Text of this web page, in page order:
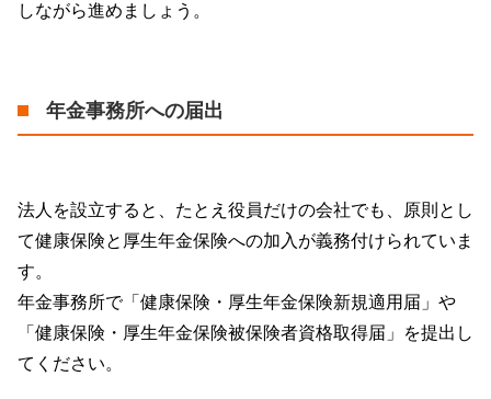
しながら進めましょう。
年金事務所への届出
法人を設立すると、たとえ役員だけの会社でも、原則とし
て健康保険と厚生年金保険への加入が義務付けられていま
す。
年金事務所で「健康保険・厚生年金保険新規適用届」や
「健康保険・厚生年金保険被保険者資格取得届」を提出し
てください。